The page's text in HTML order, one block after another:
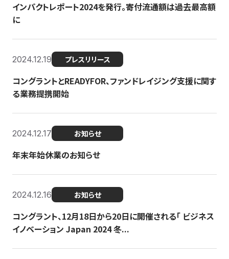
インパクトレポート2024を発行。寄付流通額は過去最高額
に
2024.12.19 プレスリリース
コングラントとREADYFOR、ファンドレイジング支援に関す
る業務提携開始
2024.12.17 お知らせ
年末年始休業のお知らせ
2024.12.16 お知らせ
コングラント、12月18日から20日に開催される「 ビジネス
イノベーション Japan 2024 冬...